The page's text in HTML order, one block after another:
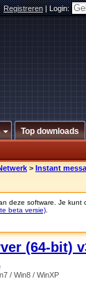
Registreren|Login:
Top downloads
> Instant
deze software. Je kunt
beta versie)
(64-bit)
/ Win8 / WinXP